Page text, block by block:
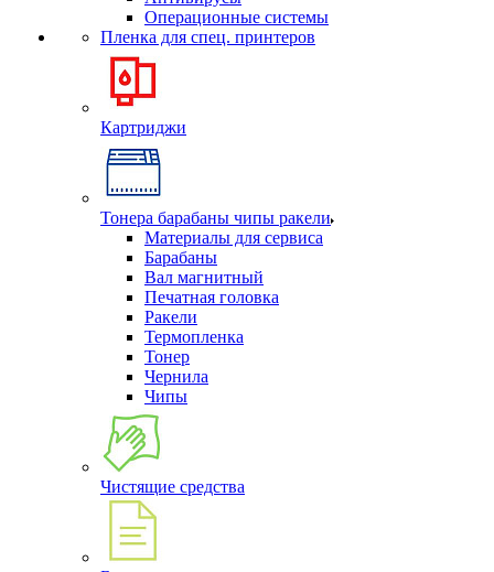
Операционные системы
Пленка для спец. принтеров
Картриджи
Тонера барабаны чипы ракели
Материалы для сервиса
Барабаны
Вал магнитный
Печатная головка
Ракели
Термопленка
Тонер
Чернила
Чипы
Чистящие средства